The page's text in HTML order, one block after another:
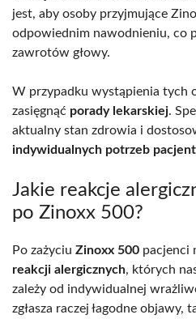
jest, aby osoby przyjmujące
odpowiednim nawodnieniu, co
zawrotów głowy.
W przypadku wystąpienia tych
zasięgnąć porady lekarskiej.
aktualny stan zdrowia i
indywidualnych potrzeb
Jakie reakcje
po Zinoxx 500?
Po zażyciu Zinoxx 500 pacjenci
reakcji alergicznych, których
zależy od indywidualnej
zgłasza raczej łagodne objawy,